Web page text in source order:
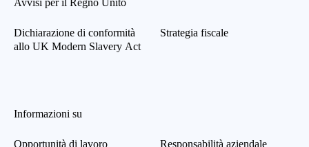
Avvisi per il Regno Unito
Dichiarazione di conformità
allo UK Modern Slavery Act
Strategia fiscale
Informazioni su
Opportunità di lavoro Responsabilità aziendale